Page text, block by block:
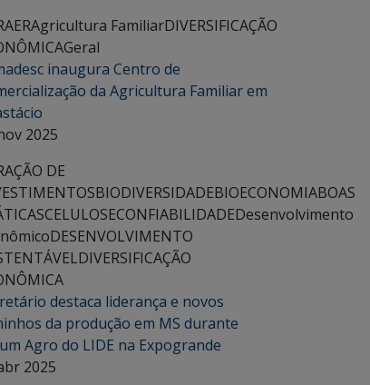
Agricultura FamiliarDIVERSIFICAÇÃO
Geral
inaugura Centro de
da Agricultura Familiar em
2025
DE
BIODIVERSIDADEBIOECONOMIABOAS
CELULOSECONFIABILIDADEDesenvolvimento
DESENVOLVIMENTO
DIVERSIFICAÇÃO
destaca liderança e novos
da produção em MS durante
Agro do LIDE na Expogrande
2025